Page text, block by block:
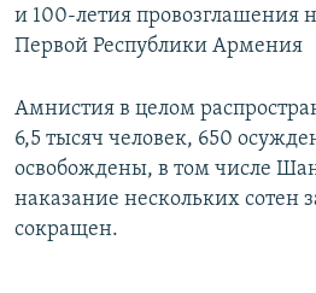
и 100-летия провозглашения
Первой Республики Армения
Амнистия в целом
6,5 тысяч человек, 650
освобождены, в том числе
наказание нескольких сотен
сокращен.